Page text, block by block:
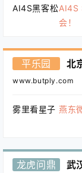
AI4S黑客松AI4S
会！
平乐园 北
www.butply.com
雾里看星子 燕东
龙虎问鼎 武